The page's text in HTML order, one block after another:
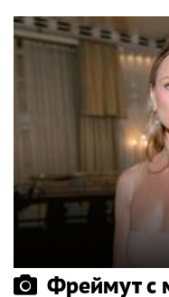
Фреймут с